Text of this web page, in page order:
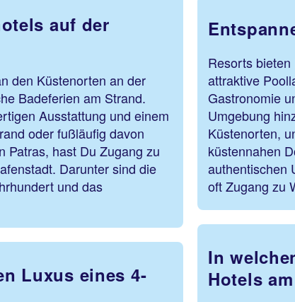
auf der
den Küstenorten an der
Badeferien am Strand.
Ausstattung und einem
oder fußläufig davon
Patras, hast Du Zugang zu
Darunter sind die
und das
Luxus eines 4-
Resorts
attraktive
Gastronomie
Umgebung
Küstenorten,
küstennahen
authentischen
oft Zugang zu
In
Hotels